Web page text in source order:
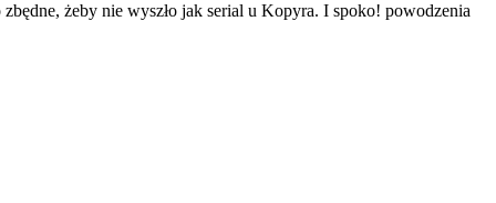
żeby nie wyszło jak serial u Kopyra. I spoko! powodzenia